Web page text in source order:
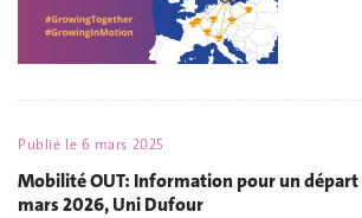
Publié le 6 mars 2025
Mobilité OUT: Information pour un départ
mars 2026, Uni Dufour